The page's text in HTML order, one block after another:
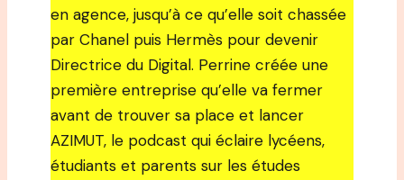
en agence, jusqu’à ce qu’elle soit chassée
par Chanel puis Hermès pour devenir
Directrice du Digital. Perrine créée une
première entreprise qu’elle va fermer
avant de trouver sa place et lancer
AZIMUT, le podcast qui éclaire lycéens,
étudiants et parents sur les études